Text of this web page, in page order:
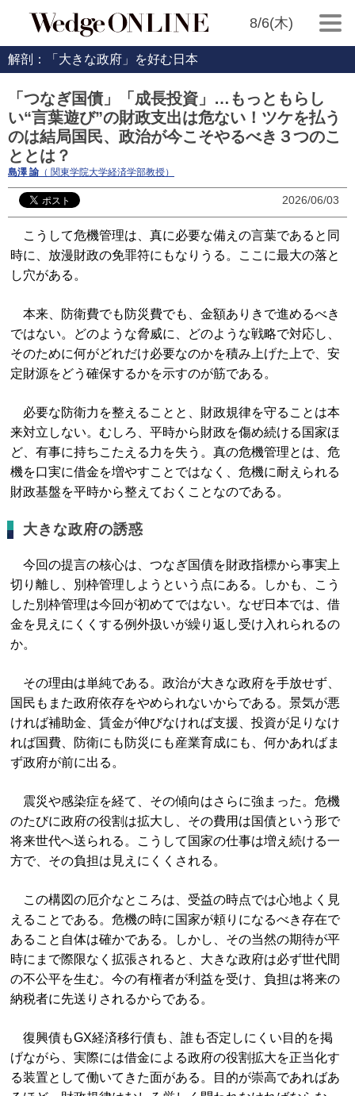
8/6(木)
解剖：「大きな政府」を好む日本
「つなぎ国債」「成長投資」…もっともらし
い“言葉遊び”の財政支出は危ない！ツケを払う
のは結局国民、政治が今こそやるべき３つのこ
ととは？
島澤 諭 （ 関東学院大学経済学部教授）
2026/06/03
こうして危機管理は、真に必要な備えの言葉であると同
時に、放漫財政の免罪符にもなりうる。ここに最大の落と
し穴がある。
本来、防衛費でも防災費でも、金額ありきで進めるべき
ではない。どのような脅威に、どのような戦略で対応し、
そのために何がどれだけ必要なのかを積み上げた上で、安
定財源をどう確保するかを示すのが筋である。
必要な防衛力を整えることと、財政規律を守ることは本
来対立しない。むしろ、平時から財政を傷め続ける国家ほ
ど、有事に持ちこたえる力を失う。真の危機管理とは、危
機を口実に借金を増やすことではなく、危機に耐えられる
財政基盤を平時から整えておくことなのである。
大きな政府の誘惑
今回の提言の核心は、つなぎ国債を財政指標から事実上
切り離し、別枠管理しようという点にある。しかも、こう
した別枠管理は今回が初めてではない。なぜ日本では、借
金を見えにくくする例外扱いが繰り返し受け入れられるの
か。
その理由は単純である。政治が大きな政府を手放せず、
国民もまた政府依存をやめられないからである。景気が悪
ければ補助金、賃金が伸びなければ支援、投資が足りなけ
れば国費、防衛にも防災にも産業育成にも、何かあればま
ず政府が前に出る。
震災や感染症を経て、その傾向はさらに強まった。危機
のたびに政府の役割は拡大し、その費用は国債という形で
将来世代へ送られる。こうして国家の仕事は増え続ける一
方で、その負担は見えにくくされる。
この構図の厄介なところは、受益の時点では心地よく見
えることである。危機の時に国家が頼りになるべき存在で
あること自体は確かである。しかし、その当然の期待が平
時にまで際限なく拡張されると、大きな政府は必ず世代間
の不公平を生む。今の有権者が利益を受け、負担は将来の
納税者に先送りされるからである。
復興債もGX経済移行債も、誰も否定しにくい目的を掲
げながら、実際には借金による政府の役割拡大を正当化す
る装置として働いてきた面がある。目的が崇高であればあ